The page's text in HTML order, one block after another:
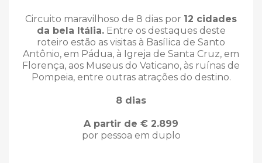
Circuito maravilhoso de 8 dias por 12 cidades
da bela Itália.Entre os destaques deste
roteiro estão as visitas à Basílica de Santo
Antônio, em Pádua, à Igreja de Santa Cruz, em
Florença, aos Museus do Vaticano, às ruínas de
Pompeia, entre outras atrações do destino.
8 dias
A partir de € 2.899
por pessoa em duplo